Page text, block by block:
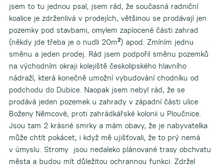
jsem to tu jednou psal, jsem rád, že současná radniční
koalice je zdrženlivá v prodejích, většinou se prodávají jen
pozemky pod stavbami, omylem zaplocené části zahrad
(někdy jde třeba je o nudli 20m2) apod. Zmíním jednu
směnu a jeden prodej. Rád jsem podpořil směnu pozemků
na východním okraji kolejiště českolipského hlavního
nádraží, která konečně umožní vybudování chodníku od
podchodu do Dubice. Naopak jsem nebyl rád, že se
prodává jeden pozemek u zahrady v západní části ulice
Boženy Němcové, proti zahrádkářské kolonii u Ploučnice.
Jsou tam 2 krásné smrky a mám obavy, že je nabyvatelka
může chtít pokácet, i když mě ujišťovali, že to prý nemá
v úmyslu. Stromy jsou nedaleko plánované trasy obchvatu
města a budou mít důležitou ochrannou funkci. Zdržel